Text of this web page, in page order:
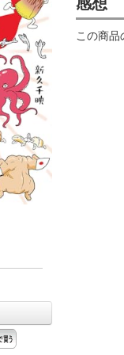
この商品